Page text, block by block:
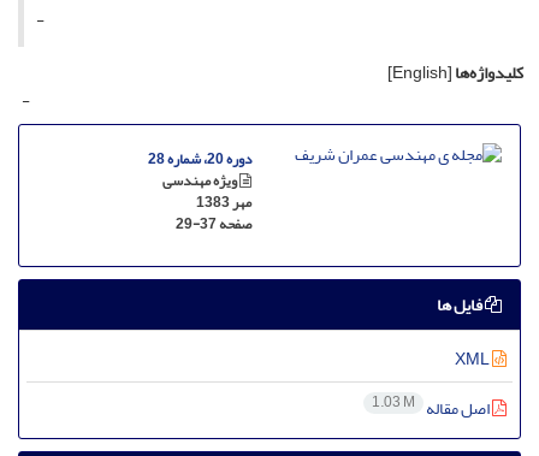
-
کلیدواژه‌ها[English]
-
دوره 20، شماره 28
ویژه مهندسی
مهر 1383
صفحه29-37
فایل ها
اصل مقاله 1.03 M